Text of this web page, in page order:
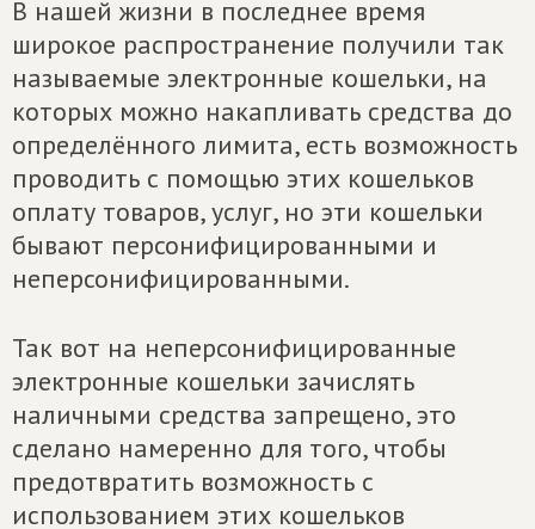
В нашей жизни в последнее время
широкое распространение получили так
называемые электронные кошельки, на
которых можно накапливать средства до
определённого лимита, есть возможность
проводить с помощью этих кошельков
оплату товаров, услуг, но эти кошельки
бывают персонифицированными и
неперсонифицированными.
Так вот на неперсонифицированные
электронные кошельки зачислять
наличными средства запрещено, это
сделано намеренно для того, чтобы
предотвратить возможность с
использованием этих кошельков